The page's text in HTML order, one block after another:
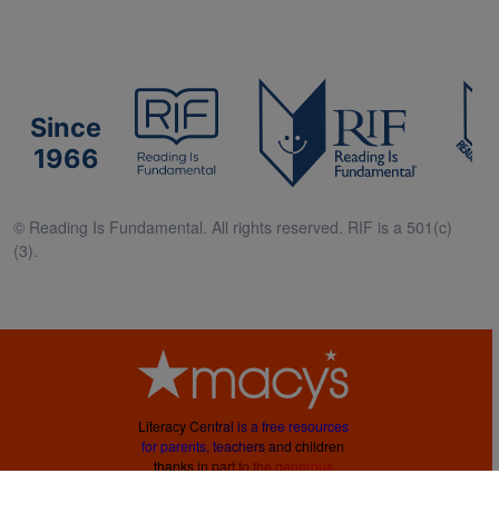
Since
1966
© Reading Is Fundamental. All rights reserved. RIF is a 501(c)
(3).
L iteracyCentral isa free resources
forparents, teachersand children
thanksin partto the generous